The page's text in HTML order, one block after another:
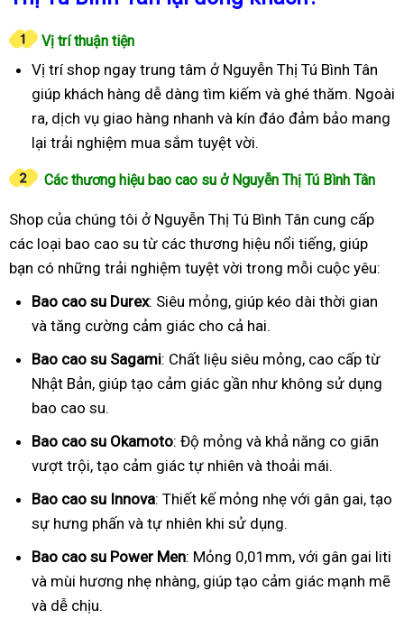
Vị trí thuận tiện
Vị trí shop ngay trung tâm ở Nguyễn Thị Tú Bình Tân
giúp khách hàng dễ dàng tìm kiếm và ghé thăm. Ngoài
ra, dịch vụ giao hàng nhanh và kín đáo đảm bảo mang
lại trải nghiệm mua sắm tuyệt vời.
Các thương hiệu bao cao su ở Nguyễn Thị Tú Bình Tân
Shop của chúng tôi ở Nguyễn Thị Tú Bình Tân cung cấp
các loại bao cao su từ các thương hiệu nổi tiếng, giúp
bạn có những trải nghiệm tuyệt vời trong mỗi cuộc yêu:
Bao cao su Durex: Siêu mỏng, giúp kéo dài thời gian
và tăng cường cảm giác cho cả hai.
Bao cao su Sagami: Chất liệu siêu mỏng, cao cấp từ
Nhật Bản, giúp tạo cảm giác gần như không sử dụng
bao cao su.
Bao cao su Okamoto: Độ mỏng và khả năng co giãn
vượt trội, tạo cảm giác tự nhiên và thoải mái.
Bao cao su Innova: Thiết kế mỏng nhẹ với gân gai, tạo
sự hưng phấn và tự nhiên khi sử dụng.
Bao cao su Power Men: Mỏng 0,01mm, với gân gai liti
và mùi hương nhẹ nhàng, giúp tạo cảm giác mạnh mẽ
và dễ chịu.